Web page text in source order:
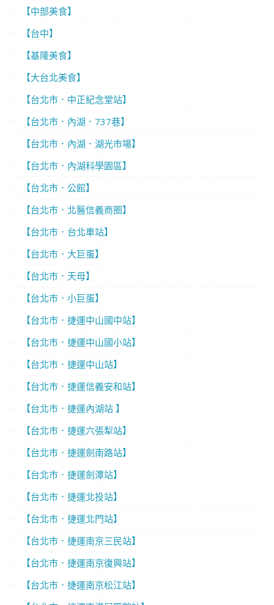
【中部美食】
【台中】
【基隆美食】
【大台北美食】
【台北市．中正紀念堂站】
【台北市．內湖．737巷】
【台北市．內湖．湖光市場】
【台北市．內湖科學園區】
【台北市．公館】
【台北市．北醫信義商圈】
【台北市．台北車站】
【台北市．大巨蛋】
【台北市．天母】
【台北市．小巨蛋】
【台北市．捷運中山國中站】
【台北市．捷運中山國小站】
【台北市．捷運中山站】
【台北市．捷運信義安和站】
【台北市．捷運內湖站 】
【台北市．捷運六張犁站】
【台北市．捷運劍南路站】
【台北市．捷運劍潭站】
【台北市．捷運北投站】
【台北市．捷運北門站】
【台北市．捷運南京三民站】
【台北市．捷運南京復興站】
【台北市．捷運南京松江站】